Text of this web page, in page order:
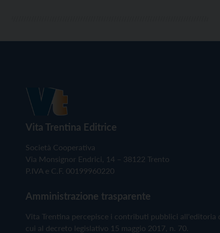
Vita Trentina Editrice
Società Cooperativa
Via Monsignor Endrici, 14 – 38122 Trento
P.IVA e C.F. 00199960220
Amministrazione trasparente
Vita Trentina percepisce i contributi pubblici all'editoria
cui al decreto legislativo 15 maggio 2017, n. 70.